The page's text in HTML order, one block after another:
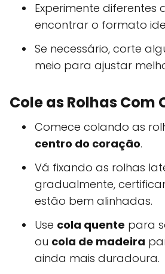
Experimente diferentes
encontrar o formato
Se necessário, corte
meio para ajustar
Cole as Rolhas Com
Comece colando as
centro do coração.
Vá fixando as rolhas
gradualmente,
estão bem alinhadas.
Use cola quente para
ou cola de madeira
ainda mais duradoura.